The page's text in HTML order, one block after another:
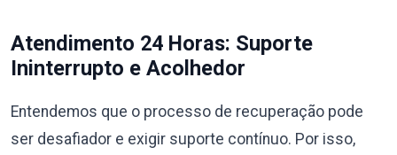
Atendimento 24 Horas: Suporte
Ininterrupto e Acolhedor
Entendemos que o processo de recuperação pode
ser desafiador e exigir suporte contínuo. Por isso,